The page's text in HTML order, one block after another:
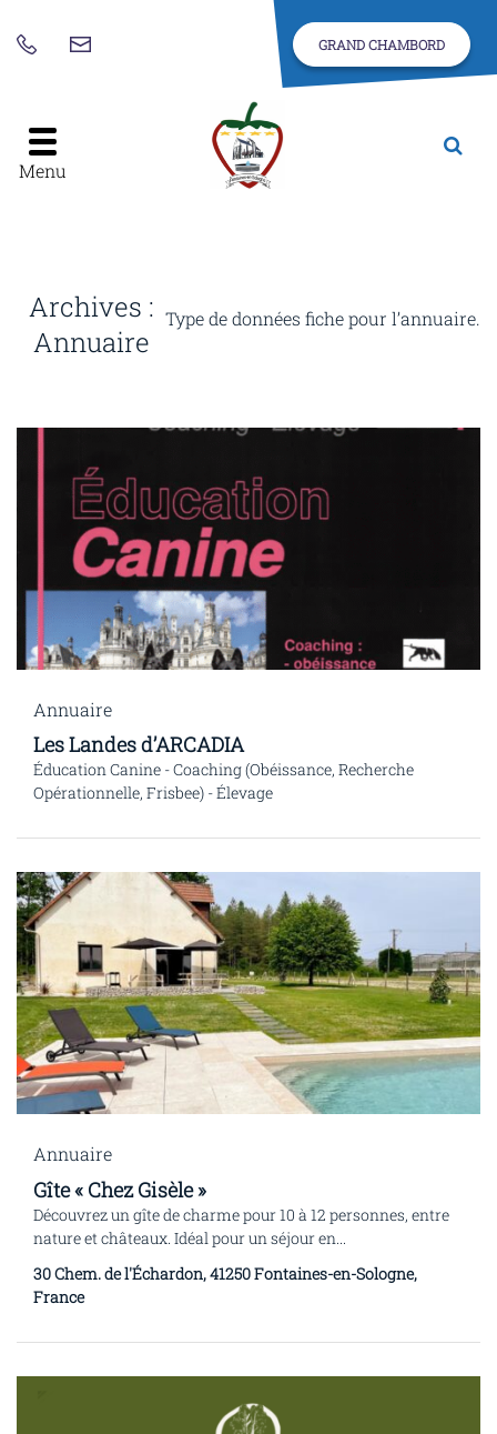
42
24
GRAND CHAMBORD
Menu
Archives :
Annuaire
Type de données fiche pour l’annuaire.
Annuaire
Les Landes d’ARCADIA
Éducation Canine - Coaching (Obéissance, Recherche
Opérationnelle, Frisbee) - Élevage
Annuaire
Gîte « Chez Gisèle »
Découvrez un gîte de charme pour 10 à 12 personnes, entre
nature et châteaux. Idéal pour un séjour en...
30 Chem. de l'Échardon, 41250 Fontaines-en-Sologne,
France